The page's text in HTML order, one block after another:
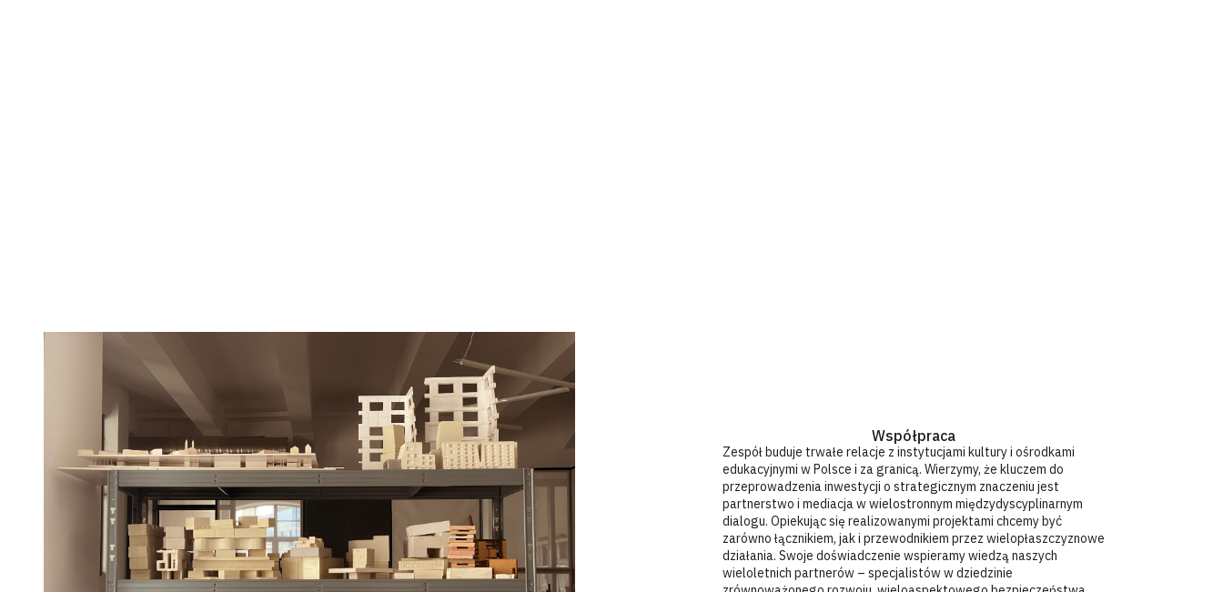
Współpraca
Zespół buduje trwałe relacje z instytucjami kultury i ośrodkami
edukacyjnymi w Polsce i za granicą. Wierzymy, że kluczem do
przeprowadzenia inwestycji o strategicznym znaczeniu jest
partnerstwo i mediacja w wielostronnym międzydyscyplinarnym
dialogu. Opiekując się realizowanymi projektami chcemy być
zarówno łącznikiem, jak i przewodnikiem przez wielopłaszczyznowe
działania. Swoje doświadczenie wspieramy wiedzą naszych
wieloletnich partnerów – specjalistów w dziedzinie